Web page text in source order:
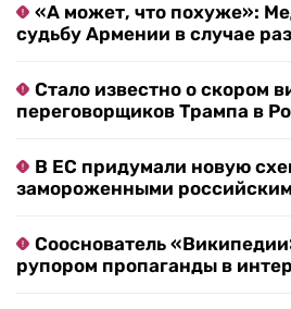
«А может, что похуже»:
судьбу Армении в случае
Стало известно о скором
переговорщиков Трампа в
В ЕС придумали новую
замороженными
Сооснователь
рупором пропаганды в